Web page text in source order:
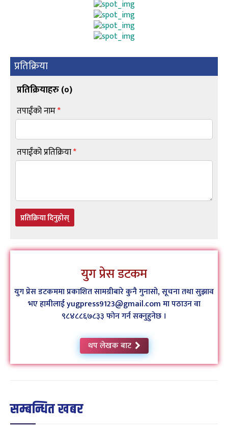
प्रतिक्रिया
प्रतिक्रियाहरु (०)
तपाईंको नाम*
तपाईंको प्रतिक्रिया*
प्रतिक्रिया दिनुहोस्
युग प्रेस डटकम
युग प्रेस डटकममा प्रकाशित सामग्रीबारे कुनै गुनासो, सूचना तथा सुझाव
भए हामीलाई yugpress9123@gmail.com मा पठाउन वा
९८४८८६७८३३ फोन गर्न सक्नुहुनेछ ।
थप लेखक बाट
सम्बन्धित खबर